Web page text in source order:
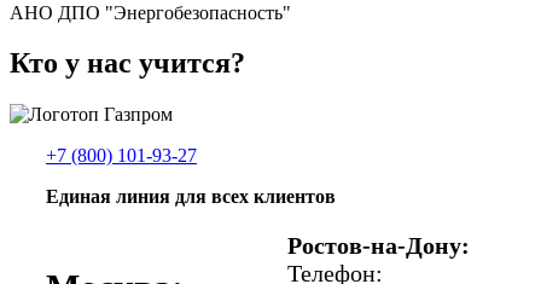
АНО ДПО "Энергобезопасность"
Кто у нас учится?
+7 (800) 101-93-27
Единая линия для всех клиентов
Ростов-на-Дону:
Телефон: